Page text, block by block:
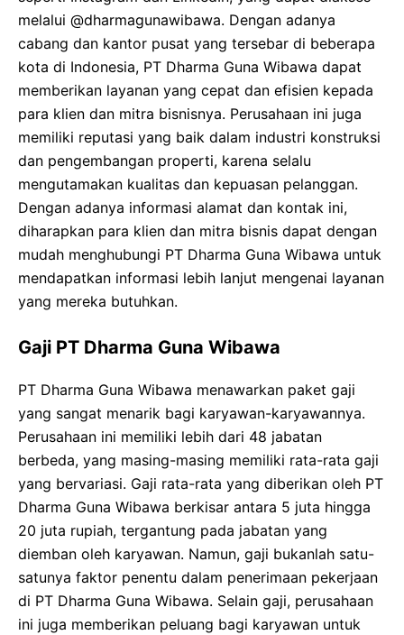
melalui @dharmagunawibawa. Dengan adanya
cabang dan kantor pusat yang tersebar di beberapa
kota di Indonesia, PT Dharma Guna Wibawa dapat
memberikan layanan yang cepat dan efisien kepada
para klien dan mitra bisnisnya. Perusahaan ini juga
memiliki reputasi yang baik dalam industri konstruksi
dan pengembangan properti, karena selalu
mengutamakan kualitas dan kepuasan pelanggan.
Dengan adanya informasi alamat dan kontak ini,
diharapkan para klien dan mitra bisnis dapat dengan
mudah menghubungi PT Dharma Guna Wibawa untuk
mendapatkan informasi lebih lanjut mengenai layanan
yang mereka butuhkan.
Gaji PT Dharma Guna Wibawa
PT Dharma Guna Wibawa menawarkan paket gaji
yang sangat menarik bagi karyawan-karyawannya.
Perusahaan ini memiliki lebih dari 48 jabatan
berbeda, yang masing-masing memiliki rata-rata gaji
yang bervariasi. Gaji rata-rata yang diberikan oleh PT
Dharma Guna Wibawa berkisar antara 5 juta hingga
20 juta rupiah, tergantung pada jabatan yang
diemban oleh karyawan. Namun, gaji bukanlah satu-
satunya faktor penentu dalam penerimaan pekerjaan
di PT Dharma Guna Wibawa. Selain gaji, perusahaan
ini juga memberikan peluang bagi karyawan untuk